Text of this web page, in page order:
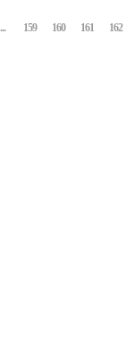
... 159 160 161 162